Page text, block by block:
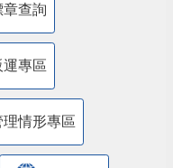
章查詢
運專區
情形專區